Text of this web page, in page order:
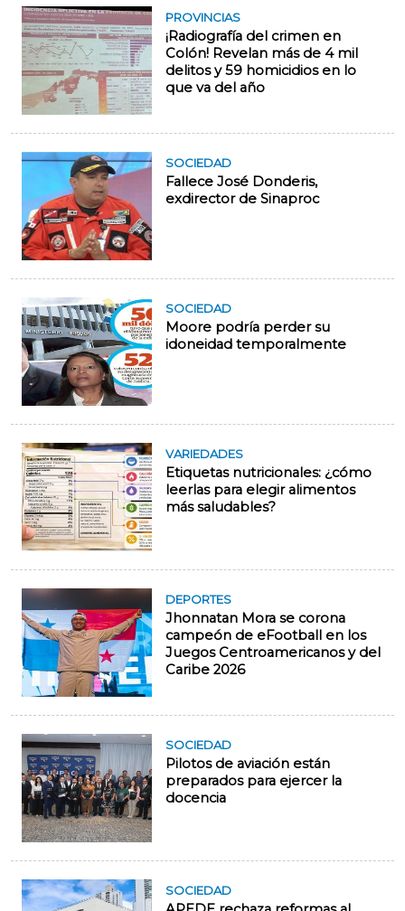
PROVINCIAS
¡Radiografía del crimen en
Colón! Revelan más de 4 mil
delitos y 59 homicidios en lo
que va del año
SOCIEDAD
Fallece José Donderis,
exdirector de Sinaproc
SOCIEDAD
Moore podría perder su
idoneidad temporalmente
VARIEDADES
Etiquetas nutricionales: ¿cómo
leerlas para elegir alimentos
más saludables?
DEPORTES
Jhonnatan Mora se corona
campeón de eFootball en los
Juegos Centroamericanos y del
Caribe 2026
SOCIEDAD
Pilotos de aviación están
preparados para ejercer la
docencia
SOCIEDAD